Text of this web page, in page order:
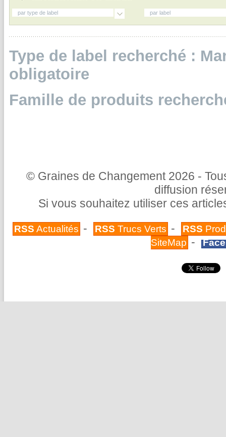
par type de label par label
Type de label recherché :
obligatoire
Famille de produits
© Graines de Changement 2026 -
diffusion
Si vous souhaitez utiliser ces
RSS Actualités - RSS Trucs Verts - RSS
SiteMap -